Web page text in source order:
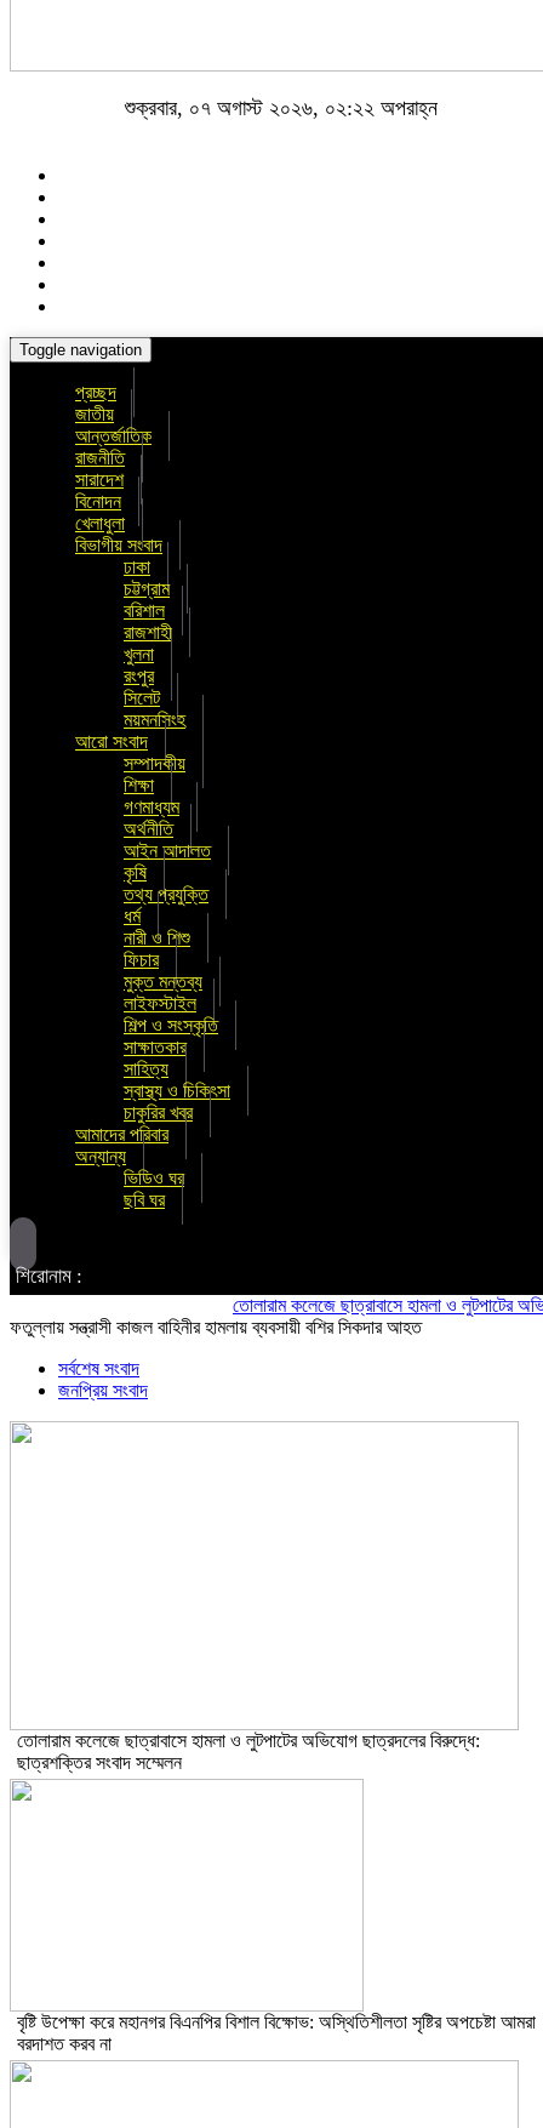
শুক্রবার, ০৭ অগাস্ট ২০২৬, ০২:২২ অপরাহ্ন
Toggle navigation
প্রচ্ছদ
জাতীয়
আন্তর্জাতিক
রাজনীতি
সারাদেশ
বিনোদন
খেলাধুলা
বিভাগীয় সংবাদ
ঢাকা
চট্টগ্রাম
বরিশাল
রাজশাহী
খুলনা
রংপুর
সিলেট
ময়মনসিংহ
আরো সংবাদ
সম্পাদকীয়
শিক্ষা
গণমাধ্যম
অর্থনীতি
আইন আদালত
কৃষি
তথ্য প্রযুক্তি
ধর্ম
নারী ও শিশু
ফিচার
মুক্ত মন্তব্য
লাইফস্টাইল
শিল্প ও সংস্কৃতি
সাক্ষাতকার
সাহিত্য
স্বাস্থ্য ও চিকিৎসা
চাকুরির খবর
আমাদের পরিবার
অন্যান্য
ভিডিও ঘর
ছবি ঘর
শিরোনাম :
তোলারাম কলেজে ছাত্রাবাসে হামলা ও লুটপাটের
ফতুল্লায় সন্ত্রাসী কাজল বাহিনীর হামলায় ব্যবসায়ী বশির সিকদার আহত
সর্বশেষ সংবাদ
জনপ্রিয় সংবাদ
তোলারাম কলেজে ছাত্রাবাসে হামলা ও লুটপাটের অভিযোগ ছাত্রদলের বিরুদ্ধে:
ছাত্রশক্তির সংবাদ সম্মেলন
বৃষ্টি উপেক্ষা করে মহানগর বিএনপির বিশাল বিক্ষোভ: অস্থিতিশীলতা সৃষ্টির অপচেষ্টা আমরা
বরদাশত করব না